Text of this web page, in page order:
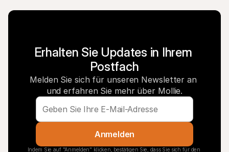
Erhalten Sie Updates in Ihrem
Postfach
Melden Sie sich für unseren Newsletter an
und erfahren Sie mehr über Mollie.
Anmelden
Indem Sie auf "Anmelden" klicken, bestätigen Sie, dass Sie sich für den